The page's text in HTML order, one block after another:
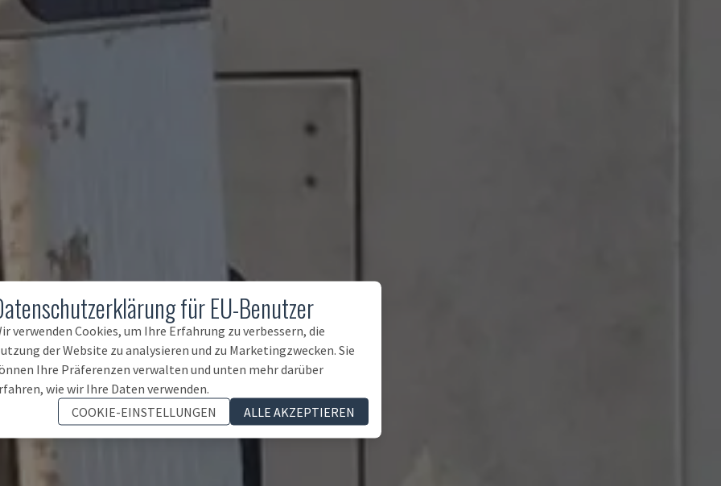
für EU-Benutzer
verwenden Cookies, um Ihre Erfahrung zu verbessern, die
der Website zu analysieren und zu Marketingzwecken. Sie
Ihre Präferenzen verwalten und unten mehr darüber
wie wir Ihre Daten verwenden.
COOKIE-EINSTELLUNGEN
ALLE AKZEPTIEREN